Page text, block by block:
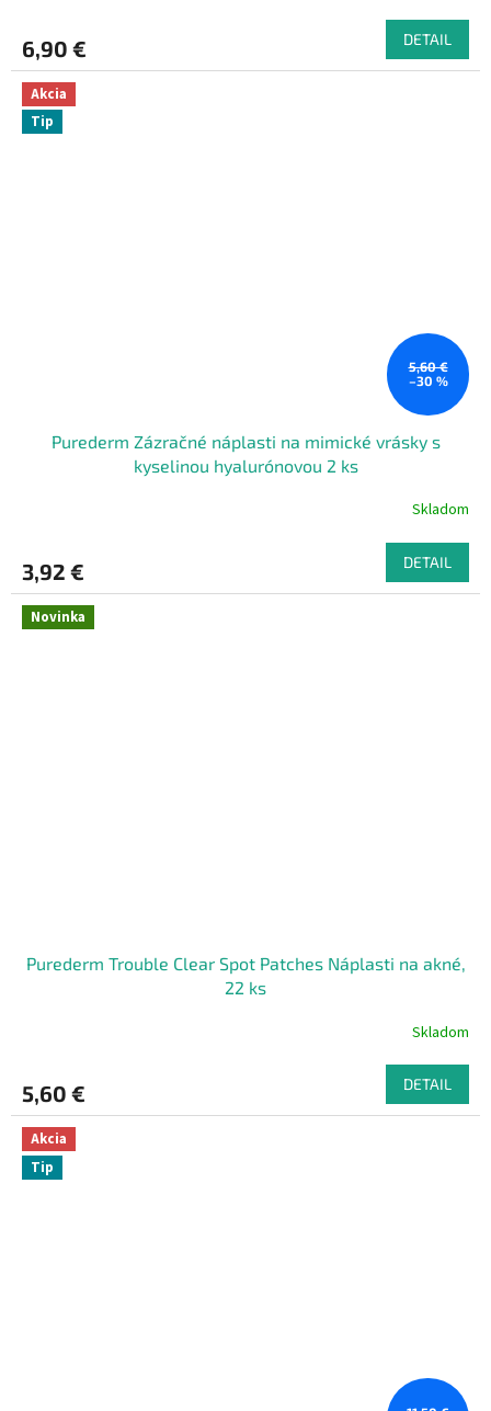
6,90 € DETAIL
Akcia
Tip
5,60 €
–30 %
Purederm Zázračné náplasti na mimické vrásky s
kyselinou hyalurónovou 2 ks
Skladom
3,92 € DETAIL
Novinka
Purederm Trouble Clear Spot Patches Náplasti na akné,
22 ks
Skladom
5,60 € DETAIL
Akcia
Tip